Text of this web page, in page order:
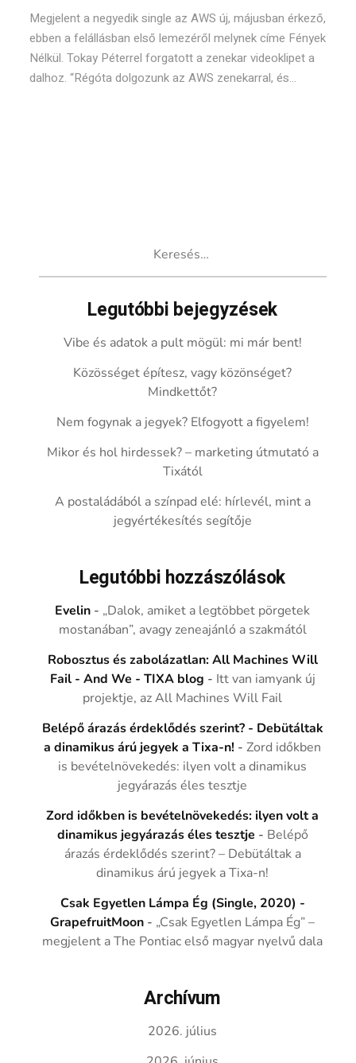
Megjelent a negyedik single az AWS új, májusban érkező,
ebben a felállásban első lemezéről melynek címe Fények
Nélkül. Tokay Péterrel forgatott a zenekar videoklipet a
dalhoz. “Régóta dolgozunk az AWS zenekarral, és...
Legutóbbi bejegyzések
Vibe és adatok a pult mögül: mi már bent!
Közösséget építesz, vagy közönséget?
Mindkettőt?
Nem fogynak a jegyek? Elfogyott a figyelem!
Mikor és hol hirdessek? – marketing útmutató a
Tixától
A postaládából a színpad elé: hírlevél, mint a
jegyértékesítés segítője
Legutóbbi hozzászólások
Evelin - „Dalok, amiket a legtöbbet pörgetek
mostanában”, avagy zeneajánló a szakmától
Robosztus és zabolázatlan: All Machines Will
Fail - And We - TIXA blog - Itt van iamyank új
projektje, az All Machines Will Fail
Belépő árazás érdeklődés szerint? - Debütáltak
a dinamikus árú jegyek a Tixa-n! -Zord időkben
is bevételnövekedés: ilyen volt a dinamikus
jegyárazás éles tesztje
Zord időkben is bevételnövekedés: ilyen volt a
dinamikus jegyárazás éles tesztje - Belépő
árazás érdeklődés szerint? – Debütáltak a
dinamikus árú jegyek a Tixa-n!
Csak Egyetlen Lámpa Ég (Single, 2020) -
GrapefruitMoon - „Csak Egyetlen Lámpa Ég” –
megjelent a The Pontiac első magyar nyelvű dala
Archívum
2026. július